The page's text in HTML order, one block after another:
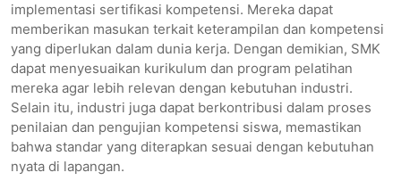
implementasi sertifikasi kompetensi. Mereka dapat
memberikan masukan terkait keterampilan dan kompetensi
yang diperlukan dalam dunia kerja. Dengan demikian, SMK
dapat menyesuaikan kurikulum dan program pelatihan
mereka agar lebih relevan dengan kebutuhan industri.
Selain itu, industri juga dapat berkontribusi dalam proses
penilaian dan pengujian kompetensi siswa, memastikan
bahwa standar yang diterapkan sesuai dengan kebutuhan
nyata di lapangan.